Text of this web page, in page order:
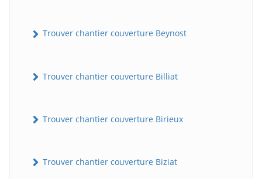
Trouver chantier couverture Beynost
Trouver chantier couverture Billiat
Trouver chantier couverture Birieux
Trouver chantier couverture Biziat